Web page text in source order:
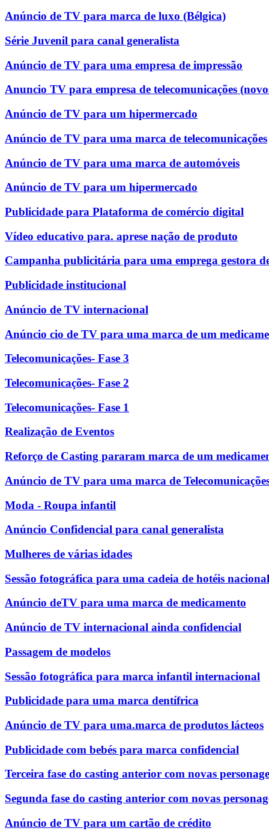
Anúncio de TV para marca de luxo (Bélgica)
Série Juvenil para canal generalista
Anúncio de TV para uma empresa de impressão
Anuncio TV para empresa de telecomunicações
Anúncio de TV para um hipermercado
Anúncio de TV para uma marca de telecomunicações
Anúncio de TV para uma marca de automóveis
Anúncio de TV para um hipermercado
Publicidade para Plataforma de comércio digital
Vídeo educativo para. aprese nação de produto
Campanha publicitária para uma emprega gestora
Publicidade institucional
Anúncio de TV internacional
Anúncio cio de TV para uma marca de um
Telecomunicações- Fase 3
Telecomunicações- Fase 2
Telecomunicações- Fase 1
Realização de Eventos
Reforço de Casting pararam marca de um
Anúncio de TV para uma marca de
Moda - Roupa infantil
Anúncio Confidencial para canal generalista
Mulheres de várias idades
Sessão fotográfica para uma cadeia de hotéis nacional
Anúncio deTV para uma marca de medicamento
Anúncio de TV internacional ainda confidencial
Passagem de modelos
Sessão fotográfica para marca infantil internacional
Publicidade para uma marca dentífrica
Anúncio de TV para uma.marca de produtos lácteos
Publicidade com bebés para marca confidencial
Terceira fase do casting anterior com novas
Segunda fase do casting anterior com novas
Anúncio de TV para um cartão de crédito